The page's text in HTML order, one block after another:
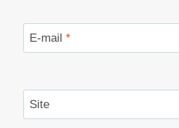
E-mail *
Site